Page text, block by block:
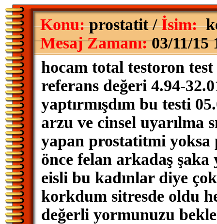
Konu:prostatit /İsim:
Mesaj Zamanı:03/11/15
hocam total testoron
referans değeri 4.94-
yaptırmışdım bu testi
arzu ve cinsel uyarılma
yapan prostatitmi
önce felan arkadaş
eisli bu kadınlar diye
korkdum sitresde oldu
değerli yormunuzu